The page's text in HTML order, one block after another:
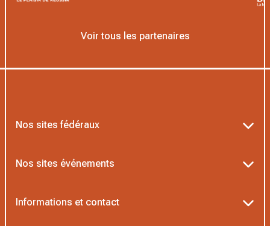
Voir tous les partenaires
Nos sites fédéraux
Nos sites événements
Informations et contact